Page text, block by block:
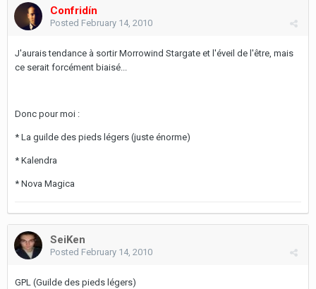
Confridín
Posted February 14, 2010
J'aurais tendance à sortir Morrowind Stargate et l'éveil de l'être, mais
ce serait forcément biaisé...
Donc pour moi :
* La guilde des pieds légers (juste énorme)
* Kalendra
* Nova Magica
SeiKen
Posted February 14, 2010
GPL (Guilde des pieds légers)